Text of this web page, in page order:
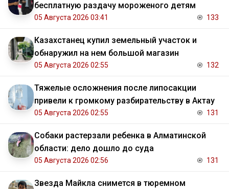
бесплатную раздачу мороженого детям
05 Августа 2026 03:41 133
Казахстанец купил земельный участок и
обнаружил на нем большой магазин
05 Августа 2026 02:55 132
Тяжелые осложнения после липосакции
привели к громкому разбирательству в Актау
05 Августа 2026 02:55 131
Собаки растерзали ребенка в Алматинской
области: дело дошло до суда
05 Августа 2026 02:56 131
Звезда Майкла снимется в тюремном